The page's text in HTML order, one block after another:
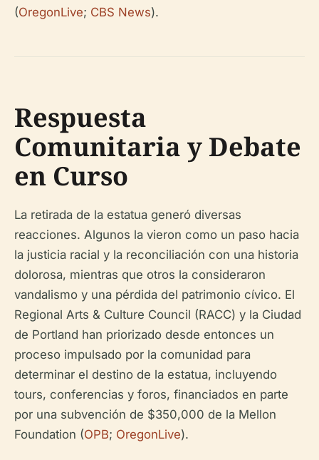
(OregonLive; CBS News).
Respuesta
Comunitaria y Debate
en Curso
La retirada de la estatua generó diversas
reacciones. Algunos la vieron como un paso hacia
la justicia racial y la reconciliación con una historia
dolorosa, mientras que otros la consideraron
vandalismo y una pérdida del patrimonio cívico. El
Regional Arts & Culture Council (RACC) y la Ciudad
de Portland han priorizado desde entonces un
proceso impulsado por la comunidad para
determinar el destino de la estatua, incluyendo
tours, conferencias y foros, financiados en parte
por una subvención de $350,000 de la Mellon
Foundation (OPB; OregonLive).